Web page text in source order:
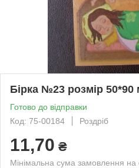
Бірка №23 розмір 50*90
Готово до відправки
Код: 75-00184
Роздріб
11,70 ₴
Мінімальна сума замовлення